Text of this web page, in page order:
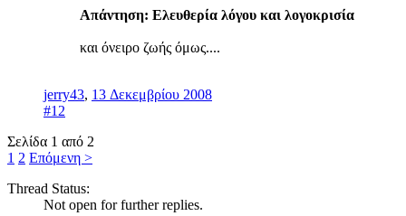
Απάντηση: Ελευθερία λόγου και λογοκρισία
και όνειρο ζωής όμως....
jerry43, 13 Δεκεμβρίου 2008
#12
Σελίδα 1 από 2
1 2 Επόμενη >
Thread Status:
Not open for further replies.